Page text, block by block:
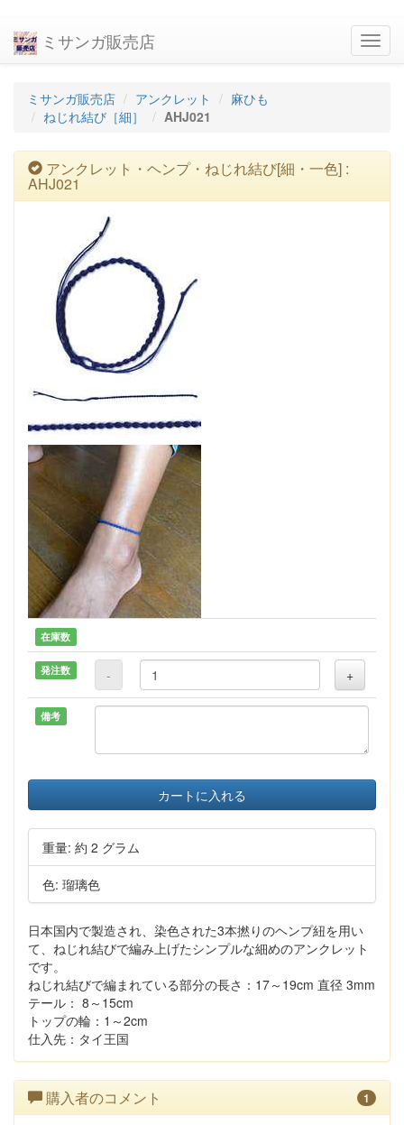
ミサンガ販売店
ミサンガ販売店 アンクレット
麻ひも
ねじれ結び［細］
AHJ021
アンクレット・ヘンプ・ねじれ結び[細・一色] :
AHJ021
在庫数
発注数 - +
備考
カートに入れる
重量: 約 2 グラム
色: 瑠璃色
日本国内で製造され、染色された3本撚りのヘンプ紐を用い
て、ねじれ結びで編み上げたシンプルな細めのアンクレット
です。
ねじれ結びで編まれている部分の長さ：17～19cm 直径 3mm
テール： 8～15cm
トップの輪：1～2cm
仕入先：タイ王国
購入者のコメント 1